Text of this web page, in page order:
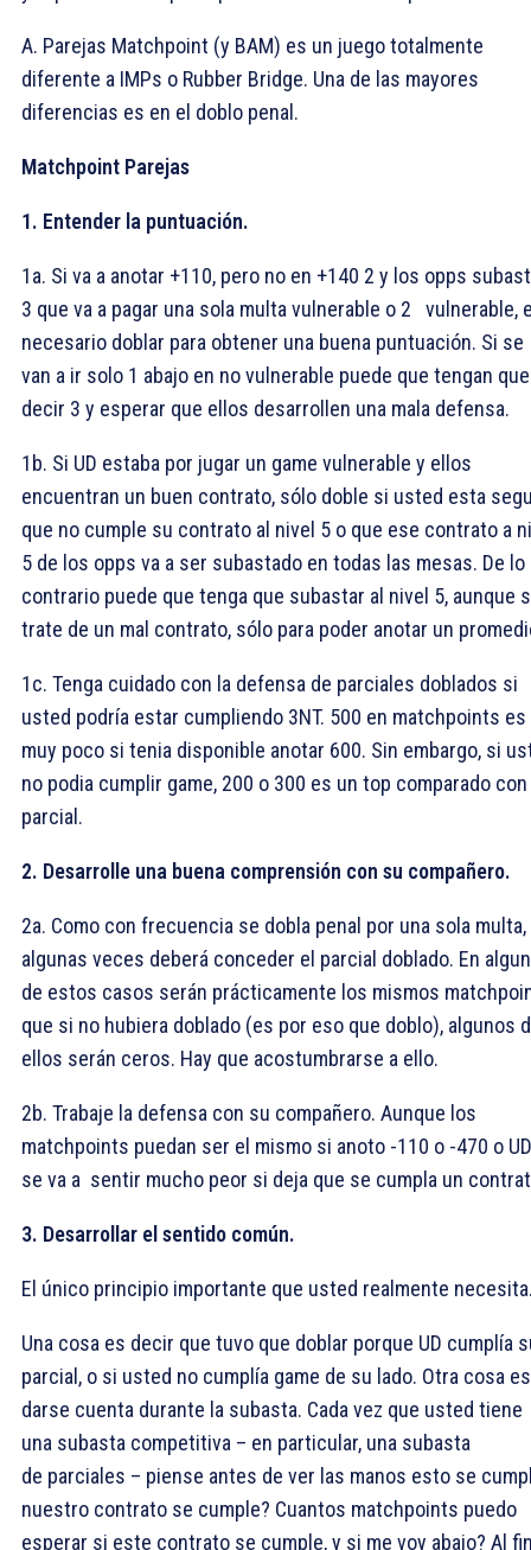
A. Parejas Matchpoint (y BAM) es un juego totalmente
diferente a IMPs o Rubber Bridge. Una de las mayores
diferencias es en el doblo penal.
Matchpoint Parejas
1. Entender la puntuación.
1a. Si va a anotar +110, pero no en +140 2 y los opps
3 que va a pagar una sola multa vulnerable o 2 vulnerable,
necesario doblar para obtener una buena puntuación. Si se
van a ir solo 1 abajo en no vulnerable puede que tengan que
decir 3 y esperar que ellos desarrollen una mala defensa.
1b. Si UD estaba por jugar un game vulnerable y ellos
encuentran un buen contrato, sólo doble si usted esta
que no cumple su contrato al nivel 5 o que ese contrato a
5 de los opps va a ser subastado en todas las mesas. De lo
contrario puede que tenga que subastar al nivel 5, aunque
trate de un mal contrato, sólo para poder anotar un
1c. Tenga cuidado con la defensa de parciales doblados si
usted podría estar cumpliendo 3NT. 500 en matchpoints es
muy poco si tenia disponible anotar 600. Sin embargo, si
no podia cumplir game, 200 o 300 es un top comparado
parcial.
2. Desarrolle una buena comprensión con su compañero.
2a. Como con frecuencia se dobla penal por una sola multa,
algunas veces deberá conceder el parcial doblado. En
de estos casos serán prácticamente los mismos
que si no hubiera doblado (es por eso que doblo), algunos
ellos serán ceros. Hay que acostumbrarse a ello.
2b. Trabaje la defensa con su compañero. Aunque los
matchpoints puedan ser el mismo si anoto -110 o -470 o UD
se va a sentir mucho peor si deja que se cumpla un
3. Desarrollar el sentido común.
El único principio importante que usted realmente
Una cosa es decir que tuvo que doblar porque UD cumplía
parcial, o si usted no cumplía game de su lado. Otra cosa es
darse cuenta durante la subasta. Cada vez que usted tiene
una subasta competitiva – en particular, una subasta
de parciales – piense antes de ver las manos esto se
nuestro contrato se cumple? Cuantos matchpoints puedo
esperar si este contrato se cumple, y si me voy abajo? Al